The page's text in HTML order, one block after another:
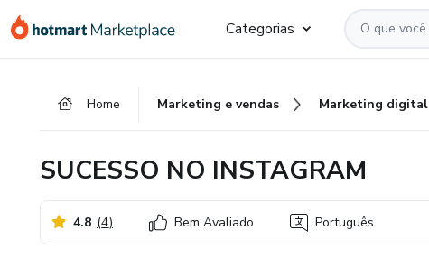
para
para
para
Categorias
Home Marketing e vendas Marketing digital
SUCESSO NO INSTAGRAM
4.8 (4) Bem Avaliado Português